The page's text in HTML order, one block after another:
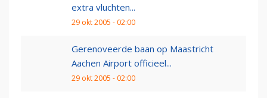
extra vluchten...
29 okt 2005 - 02:00
Gerenoveerde baan op Maastricht
Aachen Airport officieel...
29 okt 2005 - 02:00